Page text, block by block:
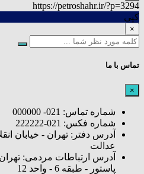
https://petroshahr.ir/?p=3294
کپی
×
تماس با ما
×
شماره تماس: 021- 000000
شماره فکس: 021-222222
آدرس دفتر: تهران - خیابان
عدالت
آدرس ارتباطات مردمی:
پاستور - طبقه 6 - واحد 12